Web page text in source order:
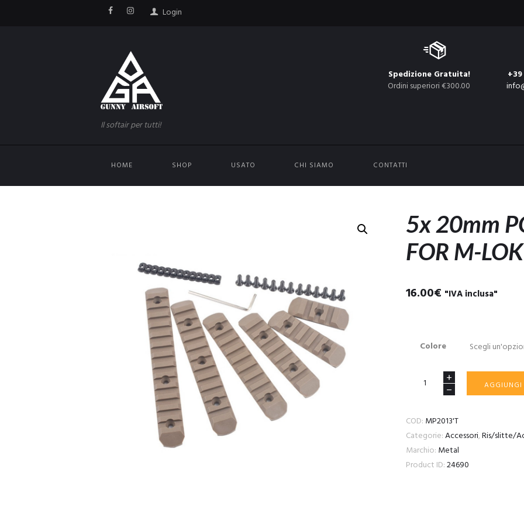
Login
Il softair per tutti!
Spedizione Gratuita!
Ordini superiori €300.00
HOME SHOP USATO CHI SIAMO CONTATTI
5x 20mm
FOR M-
16.00€ "IVA inclusa"
Colore
RAILS
FOR
M-
LOK
AGGIUNGI
COD: MP2013'T
Categorie:Accessori,Ris/slitte/
Marchio: Metal
Product ID:24690